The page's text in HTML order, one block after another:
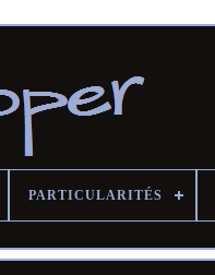
PARTICULARITÉS